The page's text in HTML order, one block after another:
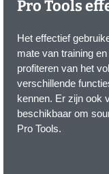
Pro Tools
Het effectief
mate van training
profiteren van het
verschillende
kennen. Er zijn ook
beschikbaar om
Pro Tools.